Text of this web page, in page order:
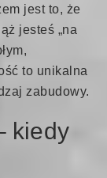
jest to, że
jesteś „na
to unikalna
zabudowy.
kiedy